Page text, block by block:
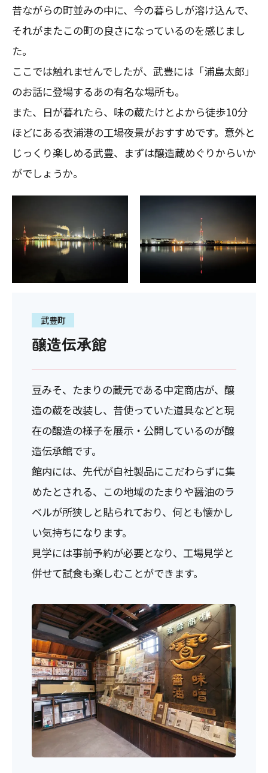
昔ながらの町並みの中に、今の暮らしが溶け込んで、
それがまたこの町の良さになっているのを感じまし
た。
ここでは触れませんでしたが、武豊には「浦島太郎」
のお話に登場するあの有名な場所も。
また、日が暮れたら、味の蔵たけとよから徒歩10分
ほどにある衣浦港の工場夜景がおすすめです。意外と
じっくり楽しめる武豊、まずは醸造蔵めぐりからいか
がでしょうか。
武豊町
醸造伝承館
豆みそ、たまりの蔵元である中定商店が、醸
造の蔵を改装し、昔使っていた道具などと現
在の醸造の様子を展示・公開しているのが醸
造伝承館です。
館内には、先代が自社製品にこだわらずに集
めたとされる、この地域のたまりや醤油のラ
ベルが所狭しと貼られており、何とも懐かし
い気持ちになります。
見学には事前予約が必要となり、工場見学と
併せて試食も楽しむことができます。